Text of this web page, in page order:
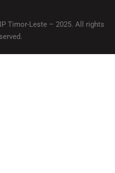
Timor-Leste – 2025. All rights